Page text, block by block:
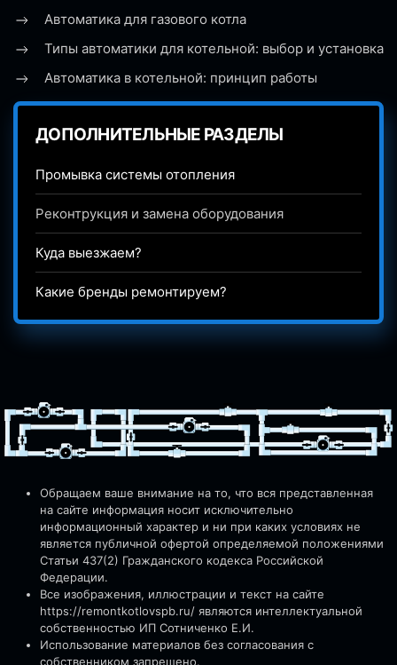
Автоматика для газового котла
Типы автоматики для котельной: выбор и установка
Автоматика в котельной: принцип работы
ДОПОЛНИТЕЛЬНЫЕ РАЗДЕЛЫ
Промывка системы отопления
Реконтрукция и замена оборудования
Куда выезжаем?
Какие бренды ремонтируем?
Обращаем ваше внимание на то, что вся представленная
на сайте информация носит исключительно
информационный характер и ни при каких условиях не
является публичной офертой определяемой положениями
Статьи 437(2) Гражданского кодекса Российской
Федерации.
Все изображения, иллюстрации и текст на сайте
https://remontkotlovspb.ru/ являются интеллектуальной
собственностью ИП Сотниченко Е.И.
Использование материалов без согласования с
собственником запрещено.